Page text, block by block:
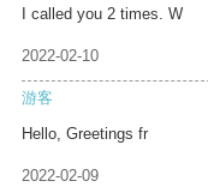
I called you 2 times. W
2022-02-10
游客
Hello, Greetings fr
2022-02-09